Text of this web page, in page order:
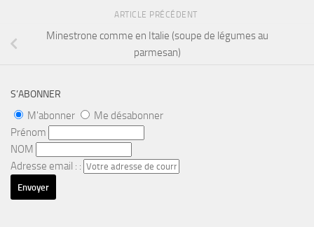
ARTICLE PRÉCÉDENT
Minestrone comme en Italie (soupe de légumes au
parmesan)
S’ABONNER
M'abonner
Me désabonner
Prénom
NOM
Adresse email : :